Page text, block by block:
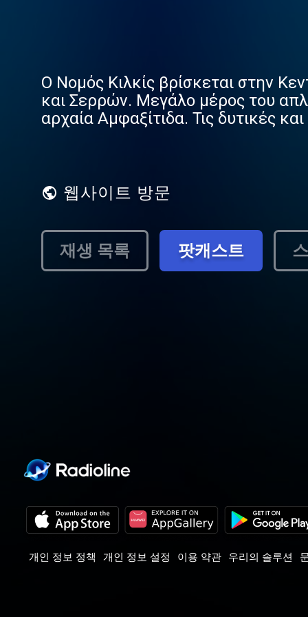
Ο Νομός Κιλκίς βρίσκεται στην
και Σερρών. Μεγάλο μέρος του
αρχαία Αμφαξίτιδα. Τις δυτικές
αποτελεί, επίσης, ένα σύνορο και
του Χαλκού και του Σιδήρου.
웹사이트 방문
재생 목록 팟캐스트
개인 정보 정책 개인 정보 설정 이용 약관 우리의 솔루션